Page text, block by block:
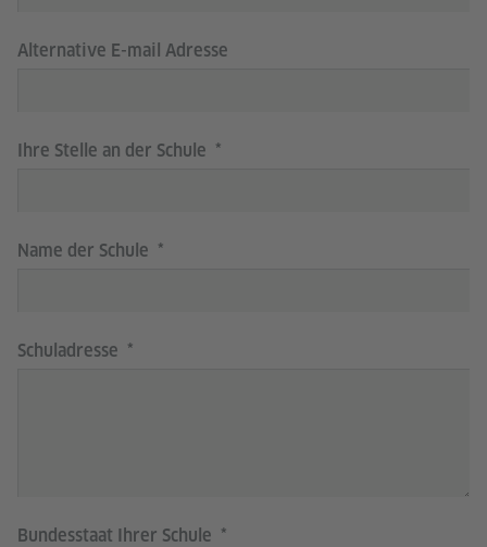
Alternative E-mail Adresse
Ihre Stelle an der Schule
Name der Schule
Schuladresse
Bundesstaat Ihrer Schule